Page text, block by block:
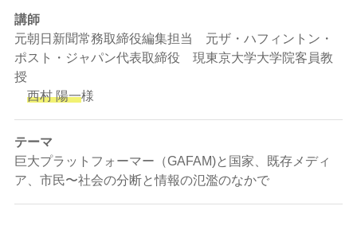
講師
元朝日新聞常務取締役編集担当 元ザ・ハフィントン・
ポスト・ジャパン代表取締役 現東京大学大学院客員教
授
西村 陽一様
テーマ
巨大プラットフォーマー（GAFAM)と国家、既存メディ
ア、市民〜社会の分断と情報の氾濫のなかで